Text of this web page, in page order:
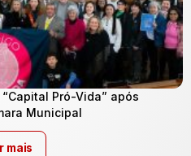
Pró-Vida” após
Municipal
mais